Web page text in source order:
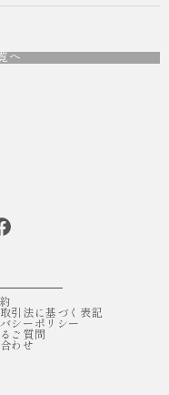
へ
引法に基づく表記
シーポリシー
ご質問
わせ